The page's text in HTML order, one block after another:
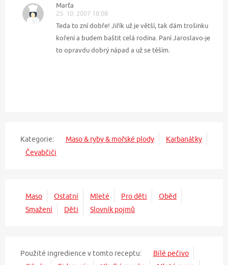
Marťa
25. 10. 2007 18:08
Teda to zní dobře! Jiřík už je větší, tak dám trošinku
koření a budem baštit celá rodina. Paní Jaroslavo-je
to opravdu dobrý nápad a už se těším.
Kategorie: Maso & ryby & mořské plody
Karbanátky
Čevabčiči
Maso Ostatní Mleté Pro děti
Oběd
Smažení
Děti Slovník pojmů
Použité ingredience v tomto receptu:
Bílé pečivo